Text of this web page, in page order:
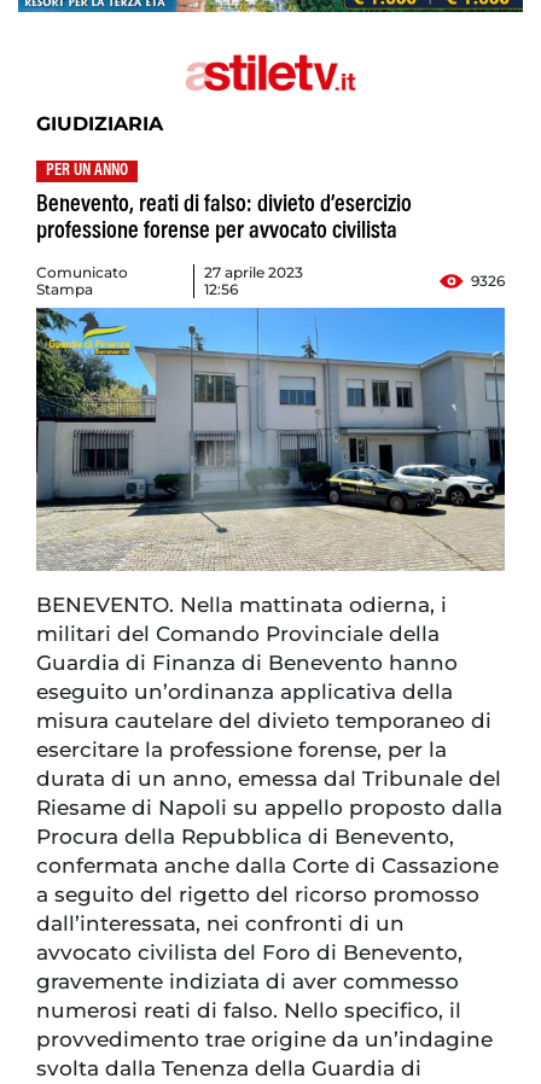
GIUDIZIARIA
PER UN ANNO
Benevento, reati di falso: divieto d’esercizio
professione forense per avvocato civilista
Comunicato
Stampa
27 aprile 2023
12:56
9326
BENEVENTO. Nella mattinata odierna, i
militari del Comando Provinciale della
Guardia di Finanza di Benevento hanno
eseguito un’ordinanza applicativa della
misura cautelare del divieto temporaneo di
esercitare la professione forense, per la
durata di un anno, emessa dal Tribunale del
Riesame di Napoli su appello proposto dalla
Procura della Repubblica di Benevento,
confermata anche dalla Corte di Cassazione
a seguito del rigetto del ricorso promosso
dall’interessata, nei confronti di un
avvocato civilista del Foro di Benevento,
gravemente indiziata di aver commesso
numerosi reati di falso. Nello specifico, il
provvedimento trae origine da un’indagine
svolta dalla Tenenza della Guardia di